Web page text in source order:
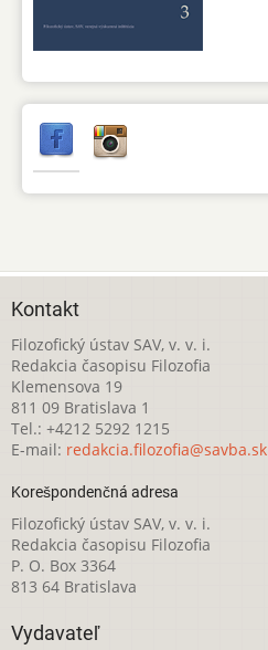
Kontakt
Filozofický ústav SAV, v. v. i.
Redakcia časopisu Filozofia
Klemensova 19
811 09 Bratislava 1
Tel.: +4212 5292 1215
E-mail: redakcia.filozofia@savba.sk
Korešpondenčná adresa
Filozofický ústav SAV, v. v. i.
Redakcia časopisu Filozofia
P. O. Box 3364
813 64 Bratislava
Vydavateľ